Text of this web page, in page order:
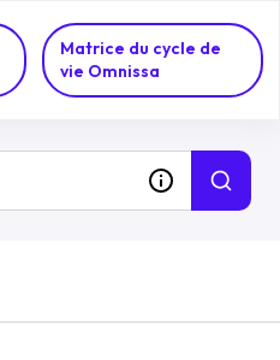
Matrice du cycle de
vie Omnissa